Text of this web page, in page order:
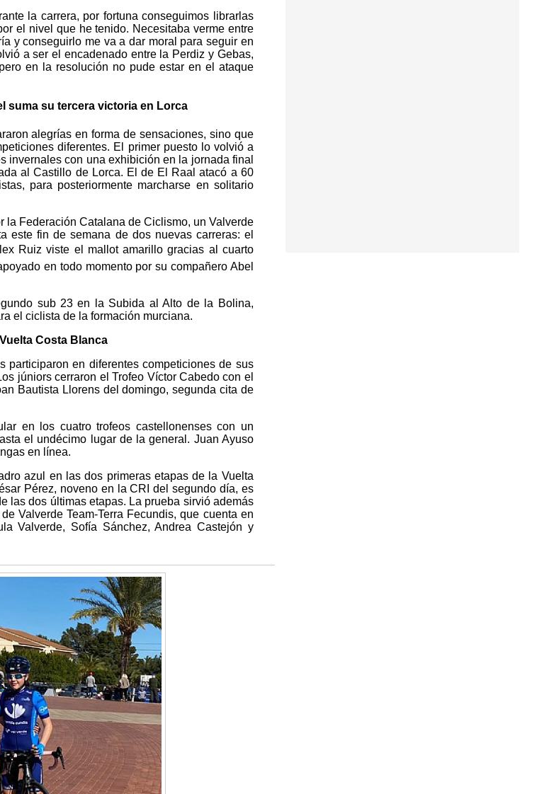
la carrera, por fortuna conseguimos librarlas
el nivel que he tenido. Necesitaba verme entre
y conseguirlo me va a dar moral para seguir en
a ser el encadenado entre la Perdiz y Gebas,
en la resolución no pude estar en el ataque
suma su tercera victoria en Lorca
alegrías en forma de sensaciones, sino que
diferentes. El primer puesto lo volvió a
invernales con una exhibición en la jornada final
al Castillo de Lorca. El de El Raal atacó a 60
para posteriormente marcharse en solitario
la Federación Catalana de Ciclismo, un Valverde
este fin de semana de dos nuevas carreras: el
Ruiz viste el mallot amarillo gracias al cuarto
en todo momento por su compañero Abel
sub 23 en la Subida al Alto de la Bolina,
el ciclista de la formación murciana.
Costa Blanca
participaron en diferentes competiciones de sus
júniors cerraron el Trofeo Víctor Cabedo con el
Bautista Llorens del domingo, segunda cita de
en los cuatro trofeos castellonenses con un
el undécimo lugar de la general. Juan Ayuso
en línea.
azul en las dos primeras etapas de la Vuelta
Pérez, noveno en la CRI del segundo día, es
las dos últimas etapas. La prueba sirvió además
Valverde Team-Terra Fecundis, que cuenta en
Valverde, Sofía Sánchez, Andrea Castejón y